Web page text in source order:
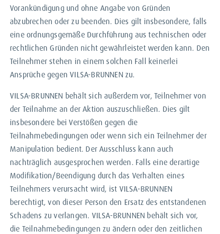
Vorankündigung und ohne Angabe von Gründen
abzubrechen oder zu beenden. Dies gilt insbesondere, falls
eine ordnungsgemäße Durchführung aus technischen oder
rechtlichen Gründen nicht gewährleistet werden kann. Den
Teilnehmer stehen in einem solchen Fall keinerlei
Ansprüche gegen VILSA-BRUNNEN zu.
VILSA-BRUNNEN behält sich außerdem vor, Teilnehmer von
der Teilnahme an der Aktion auszuschließen. Dies gilt
insbesondere bei Verstößen gegen die
Teilnahmebedingungen oder wenn sich ein Teilnehmer der
Manipulation bedient. Der Ausschluss kann auch
nachträglich ausgesprochen werden. Falls eine derartige
Modifikation/Beendigung durch das Verhalten eines
Teilnehmers verursacht wird, ist VILSA-BRUNNEN
berechtigt, von dieser Person den Ersatz des entstandenen
Schadens zu verlangen. VILSA-BRUNNEN behält sich vor,
die Teilnahmebedingungen zu ändern oder den zeitlichen